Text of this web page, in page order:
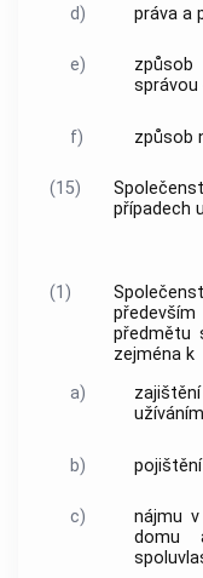
d) práva a
e)
správou
f) způsob
(15)
případech
(1)
předmětu
zejména k
a)
užíváním
b)
c) nájmu
domu